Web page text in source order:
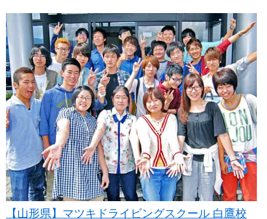
【山形県】マツキドライビングスクール 白鷹校